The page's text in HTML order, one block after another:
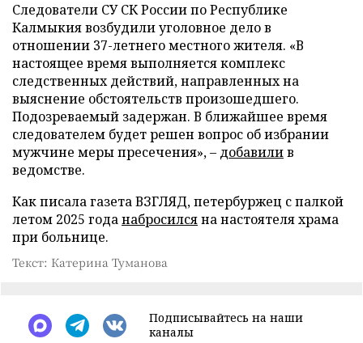
Следователи СУ СК России по Республике
Калмыкия возбудили уголовное дело в
отношении 37-летнего местного жителя. «В
настоящее время выполняется комплекс
следственных действий, направленных на
выяснение обстоятельств произошедшего.
Подозреваемый задержан. В ближайшее время
следователем будет решен вопрос об избрании
мужчине меры пресечения», – добавилив
ведомстве.
Как писала газета ВЗГЛЯД, петербуржец с палкой
летом 2025 годанабросилсяна настоятеля храма
при больнице.
Текст: Катерина Туманова
Подписывайтесь на наши
каналы